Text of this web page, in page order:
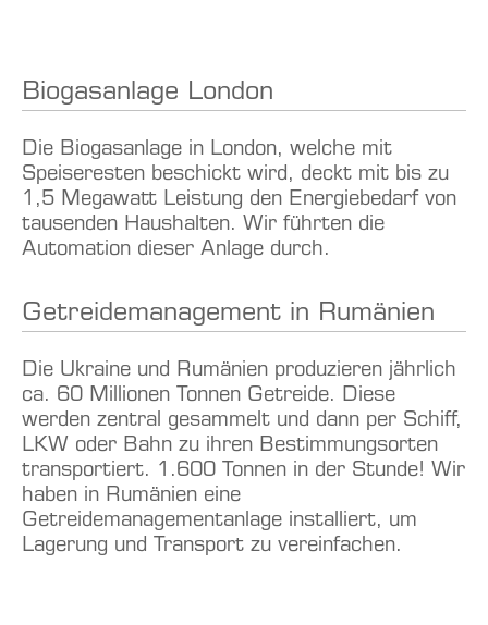
Biogasanlage London
Die Biogasanlage in London, welche mit
Speiseresten beschickt wird, deckt mit bis zu
1,5 Megawatt Leistung den Energiebedarf von
tausenden Haushalten. Wir führten die
Automation dieser Anlage durch.
Getreidemanagement in Rumänien
Die Ukraine und Rumänien produzieren jährlich
ca. 60 Millionen Tonnen Getreide. Diese
werden zentral gesammelt und dann per Schiff,
LKW oder Bahn zu ihren Bestimmungsorten
transportiert. 1.600 Tonnen in der Stunde! Wir
haben in Rumänien eine
Getreidemanagementanlage installiert, um
Lagerung und Transport zu vereinfachen.